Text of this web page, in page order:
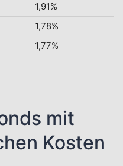
1,91%
1,78%
1,77%
mit
Kosten